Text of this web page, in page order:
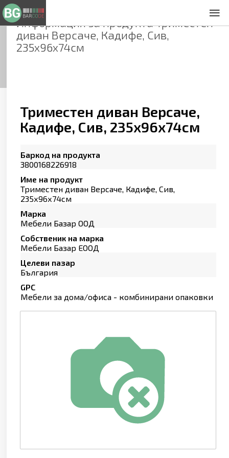
Информация за продуктаТриместен
диван Версаче, Кадифе, Сив,
235х96х74см
Триместен диван Версаче,
Кадифе, Сив, 235х96х74см
Баркод на продукта
3800168226918
Име на продукт
Триместен диван Версаче, Кадифе, Сив,
235х96х74см
Марка
Мебели Базар ООД
Собственик на марка
Мебели Базар ЕООД
Целеви пазар
България
GPC
Мебели за дома/офиса - комбинирани опаковки
Общи условия
Декларация за проверителност